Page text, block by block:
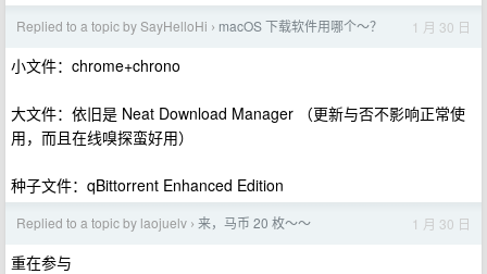
Replied to a topic by SayHelloHi › macOS 下载软件用哪个～？ 1 月 30 日
小文件：chrome+chrono
大文件：依旧是 Neat Download Manager （更新与否不影响正常使
用，而且在线嗅探蛮好用）
种子文件：qBittorrent Enhanced Edition
Replied to a topic by laojuelv › 来，马币 20 枚～～ 1 月 30 日
重在参与